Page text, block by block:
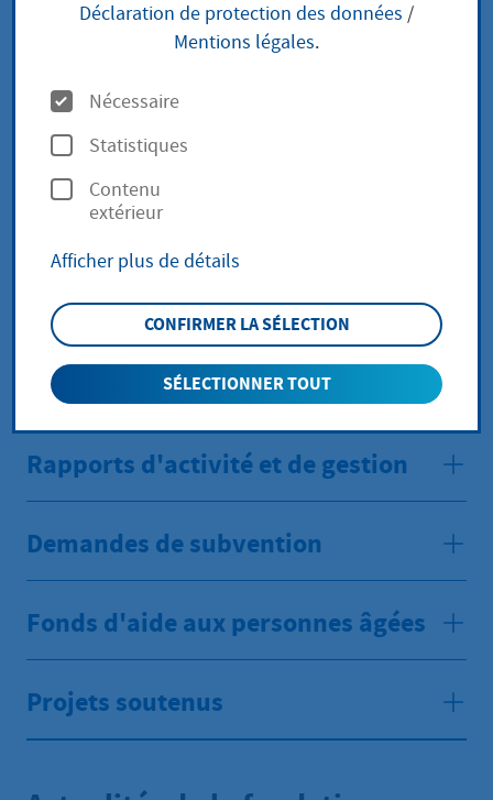
La fondation citoyenne
La fondation a pour but de
promouvoir
Comité de la fondation
Conseil de fondation
Rapports d'activité et de gestion
Demandes de subvention
Fonds d'aide aux personnes âgées
Projets soutenus
Déclaration de protection des données /
Mentions légales.
O
p
t
i
n
s
Nécessaire
Statistiques
Contenu
extérieur
Afficher plus de détails
CONFIRMER LA SÉLECTION
SÉLECTIONNER TOUT